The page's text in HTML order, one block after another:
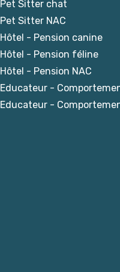
Pet Sitter chat
Pet Sitter NAC
Hôtel - Pension canine
Hôtel - Pension féline
Hôtel - Pension NAC
Educateur -
Educateur -